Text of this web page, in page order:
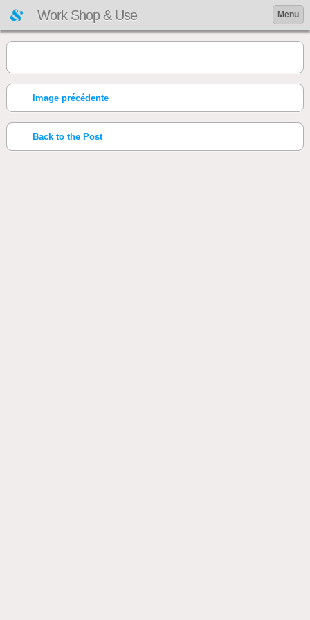
Work Shop & Use Menu
Image précédente
Back to the Post